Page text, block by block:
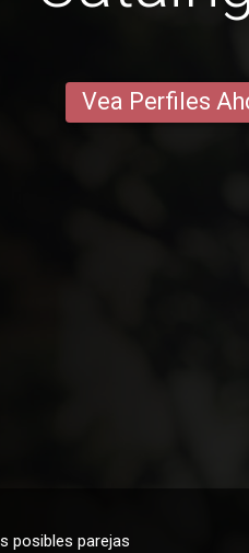
Vea Perfiles
posibles parejas